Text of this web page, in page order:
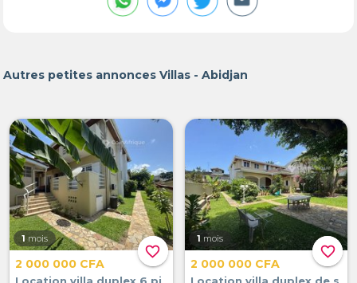
Autres petites annonces Villas - Abidjan
favorite_border
1 mois
2 000 000 CFA
Location villa duplex 6 pi
favorite_border
1 mois
2 000 000 CFA
Location villa duplex de s